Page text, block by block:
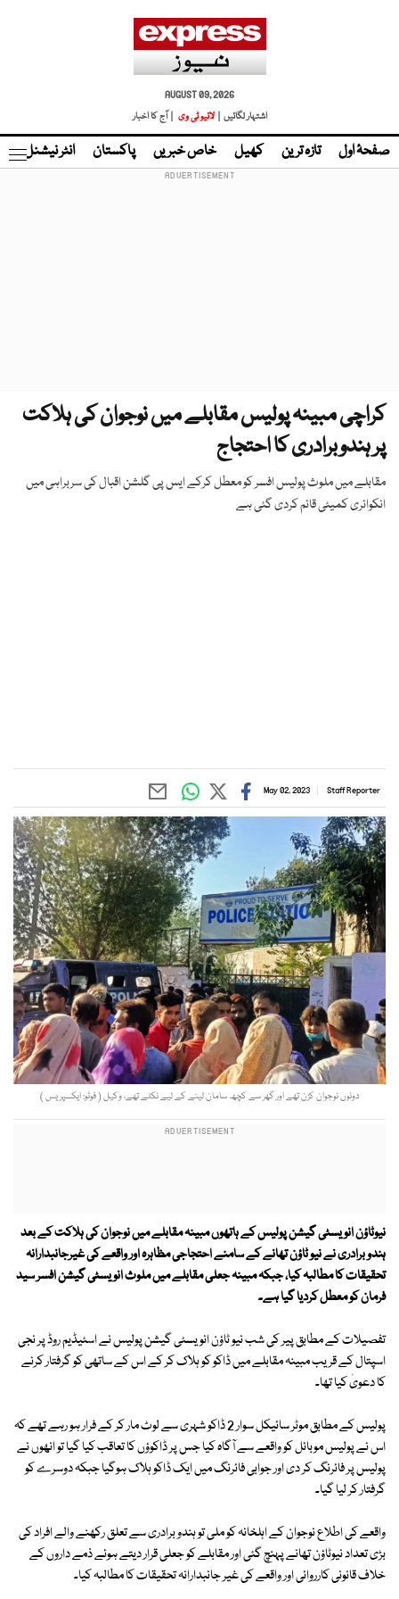
AUGUST 09, 2026
اشتہار لگائیں |
لائیو ٹی وی | آج کا اخبار
صفحۂ اول تازہ ترین کھیل خاص خبریں پاکستان انٹر نیشنل
کراچی مبینہ پولیس مقابلے میں نوجوان کی ہلاکت
پر ہندوبرادری کا احتجاج
مقابلے میں ملوث پولیس افسر کو معطل کرکے ایس پی گلشن اقبال کی سربراہی میں
انکوائری کمیٹی قائم کردی گئی ہے
Staff Reporter
May 02, 2023
دونوں نوجوان کزن تھے اور گھر سے کچھ سامان لینے کے لیے نکلے تھے، وکیل ( فوٹو: ایکسپریس )
نیوٹاؤن انویسٹی گیشن پولیس کے ہاتھوں مبینہ مقابلے میں نوجوان کی ہلاکت کے بعد
ہندو برادری نے نیو ٹاؤن تھانے کے سامنے احتجاجی مظاہرہ اور واقعے کی غیرجانبدارانہ
تحقیقات کا مطالبہ کیا، جبکہ مبینہ جعلی مقابلے میں ملوث انویسٹی گیشن افسر سید
فرمان کو معطل کردیا گیا ہے۔
تفصیلات کے مطابق پیر کی شب نیو ٹاؤن انویسٹی گیشن پولیس نے اسٹیڈیم روڈ پر نجی
اسپتال کے قریب مبینہ مقابلے میں ڈاکو کو ہلاک کر کے اس کے ساتھی کو گرفتار کرنے
کا دعویٰ کیا تھا۔
پولیس کے مطابق موٹر سائیکل سوار 2 ڈاکو شہری سے لوٹ مار کر کے فرار ہو رہے تھے کہ
اس نے پولیس موبائل کو واقعے سے آگاہ کیا جس پر ڈاکوؤں کا تعاقب کیا گیا تو انھوں نے
پولیس پر فائرنگ کر دی اور جوابی فائرنگ میں ایک ڈاکو ہلاک ہوگیا جبکہ دوسرے کو
گرفتار کر لیا گیا۔
واقعے کی اطلاع نوجوان کے اہلخانہ کو ملی تو ہندو برادری سے تعلق رکھنے والے افراد کی
بڑی تعداد نیوٹاؤن تھانے پہنچ گئی اور مقابلے کو جعلی قرار دیتے ہوئے ذمے داروں کے
خلاف قانونی کارروائی اور واقعے کی غیر جانبدارانہ تحقیقات کا مطالبہ کیا۔